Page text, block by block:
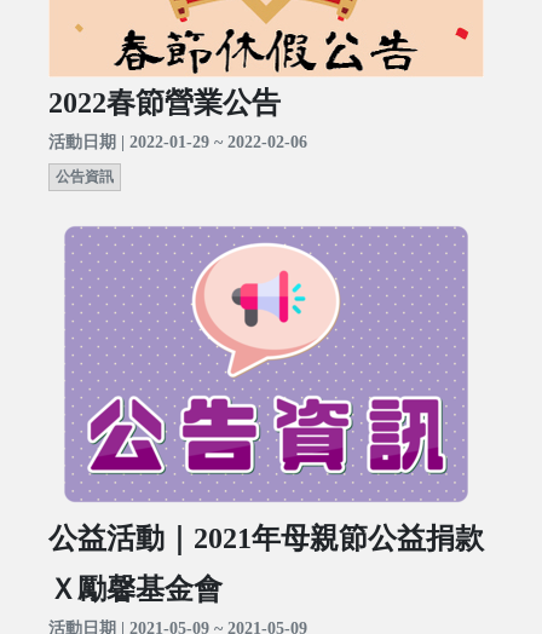
2022春節營業公告
活動日期 | 2022-01-29 ~ 2022-02-06
公告資訊
公益活動｜2021年母親節公益捐款
Ｘ勵馨基金會
活動日期 | 2021-05-09 ~ 2021-05-09